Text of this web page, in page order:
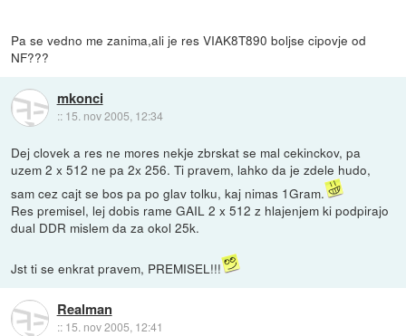
Pa se vedno me zanima,ali je res VIAK8T890 boljse cipovje od
NF???
mkonci
:: 15. nov 2005, 12:34
Dej clovek a res ne mores nekje zbrskat se mal cekinckov, pa
uzem 2 x 512 ne pa 2x 256. Ti pravem, lahko da je zdele hudo,
sam cez cajt se bos pa po glav tolku, kaj nimas 1Gram.
Res premisel, lej dobis rame GAIL 2 x 512 z hlajenjem ki podpirajo
dual DDR mislem da za okol 25k.
Jst ti se enkrat pravem, PREMISEL!!!
Realman
:: 15. nov 2005, 12:41